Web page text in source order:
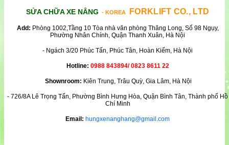
SỬA CHỮA XE NÂNG - KOREA FORKLIFT CO., LTD
Add: Phòng 1002,Tầng 10 Tòa nhà văn phòng Thăng Long, Số 98 Ngụy,
Phường Nhân Chính, Quận Thanh Xuân, Hà Nội
- Ngách 3/20 Phúc Tấn, Phúc Tân, Hoàn Kiếm, Hà Nội
Hotline: 0988 843894/ 0823 8611 22
Shownroom: Kiên Trung, Trâu Quỳ, Gia Lâm, Hà Nội
- 726/8A Lê Trọng Tấn, Phường Bình Hưng Hòa, Quận Bình Tân, Thành phố Hồ
Chí Minh
Email: hungxenanghang@gmail.com